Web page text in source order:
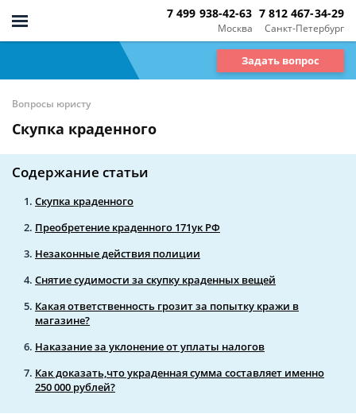
Москва
7 499 938-42-63
Санкт-Петербург
7 812 467-34-29
Задать вопрос
Вопросы юристу
Скупка краденного
Содержание статьи
Скупка краденного
Преобретение краденного 171ук РФ
Незаконные действия полиции
Снятие судимости за скупку краденных вещей
Какая ответственность грозит за попытку кражи в
магазине?
Наказание за уклонение от уплаты налогов
Как доказать,что украденная сумма составляет именно
250 000 рублей?